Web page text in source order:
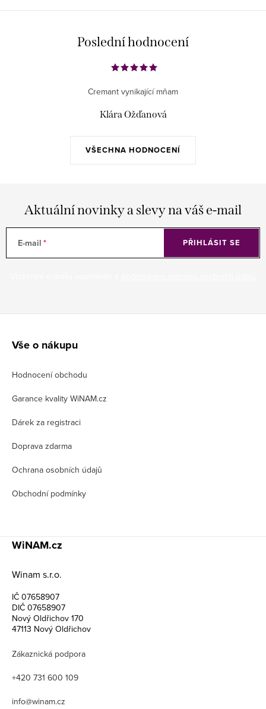
Poslední hodnocení
VŠECHNA HODNOCENÍ
Cremant vynikající mňam
Klára Ožďanová
Aktuální novinky a slevy na váš e-mail
E-mail PŘIHLÁSIT SE
Vše o nákupu
Hodnocení obchodu
Garance kvality WiNAM.cz
Dárek za registraci
Doprava zdarma
Ochrana osobních údajů
Obchodní podmínky
WiNAM.cz
Winam s.r.o.
IČ 07658907
DIČ 07658907
Nový Oldřichov 170
47113 Nový Oldřichov
Zákaznická podpora
+420 731 600 109
info@winam.cz